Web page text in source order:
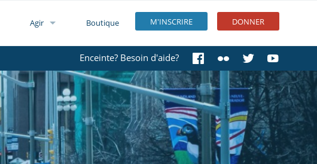
M'INSCRIRE DONNER
Agir Boutique
Enceinte? Besoin d'aide?